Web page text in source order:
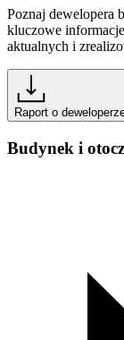
Poznaj dewelopera
kluczowe
aktualnych i
Raport o
Budynek i